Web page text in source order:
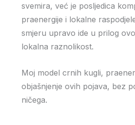
svemira, već je posljedica
praenergije i lokalne
smjeru upravo ide u prilog
lokalna raznolikost.
Moj model crnih kugli,
objašnjenje ovih pojava, bez
ničega.